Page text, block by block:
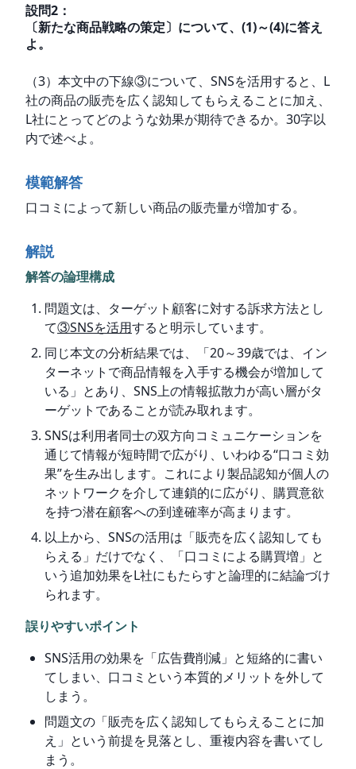
設問2 ：
〔新たな商品戦略の策定〕について、(1)～(4)に答え
よ。
（3）本文中の下線③について、SNSを活用すると、L
社の商品の販売を広く認知してもらえることに加え、
L社にとってどのような効果が期待できるか。30字以
内で述べよ。
模範解答
口コミによって新しい商品の販売量が増加する。
解説
解答の論理構成
問題文は、ターゲット顧客に対する訴求方法とし
て③SNSを活用すると明示しています。
同じ本文の分析結果では、「20～39歳では、イン
ターネットで商品情報を入手する機会が増加して
いる」とあり、SNS上の情報拡散力が高い層がタ
ーゲットであることが読み取れます。
SNSは利用者同士の双方向コミュニケーションを
通じて情報が短時間で広がり、いわゆる“口コミ効
果”を生み出します。これにより製品認知が個人の
ネットワークを介して連鎖的に広がり、購買意欲
を持つ潜在顧客への到達確率が高まります。
以上から、SNSの活用は「販売を広く認知しても
らえる」だけでなく、「口コミによる購買増」と
いう追加効果をL社にもたらすと論理的に結論づけ
られます。
誤りやすいポイント
SNS活用の効果を「広告費削減」と短絡的に書い
てしまい、口コミという本質的メリットを外して
しまう。
問題文の「販売を広く認知してもらえることに加
え」という前提を見落とし、重複内容を書いてし
まう。